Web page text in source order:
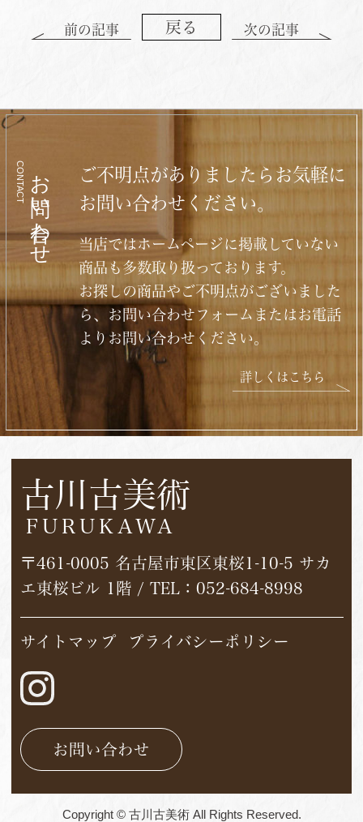
前の記事 戻る 次の記事
お問い合わせ
CONTACT
ご不明点がありましたらお気軽に
お問い合わせください。
当店ではホームページに掲載していない
商品も多数取り扱っております。
お探しの商品やご不明点がございました
ら、お問い合わせフォームまたはお電話
よりお問い合わせください。
詳しくはこちら
古川古美術
FURUKAWA
〒461-0005 名古屋市東区東桜1-10-5 サカ
エ東桜ビル 1階 / TEL： 052-684-8998
サイトマップ プライバシーポリシー
お問い合わせ
Copyright © 古川古美術 All Rights Reserved.